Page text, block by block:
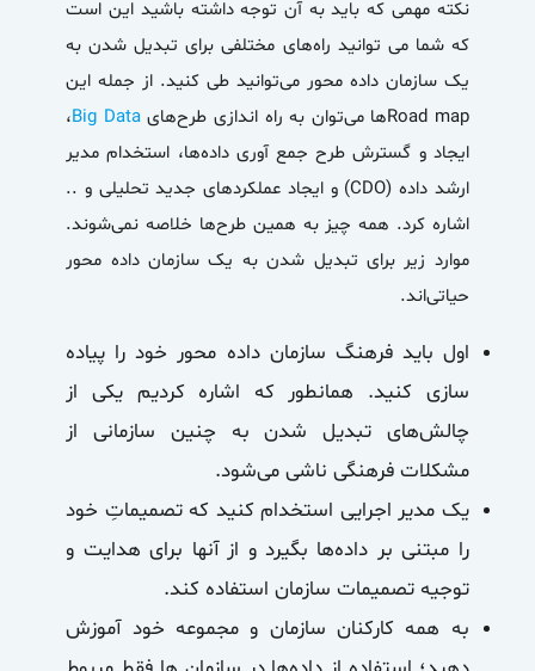
نکته مهمی که باید به آن توجه داشته باشید این است
که شما می توانید راه‌های مختلفی برای تبدیل شدن به
یکسازمان داده محور می‌توانید طی کنید. از جمله‌ این
Road map‌‌ها می‌توان به راه اندازی طرح‌های
Big Data،
ایجاد و گسترش طرح جمع آوری داده‌ها، استخدام مدیر
ارشد داده (CDO) و ایجاد عملکرد‌های جدید تحلیلی و ..
اشاره کرد. همه چیز به همین طرح‌ها خلاصه نمی‌شوند.
موارد زیر برای تبدیل شدن به یک سازمان‌ داده محور
حیاتی‌اند.
اول باید فرهنگ سازمان داده محور خود را پیاده
سازی کنید. همانطور که اشاره کردیم یکی از
چالش‌های تبدیل شدن به چنین سازمانی از
مشکلات فرهنگی ناشی می‌شود.
یک مدیر اجرایی استخدام کنید که تصمیماتِ خود
را مبتنی بر داده‌ها بگیرد و از آنها برای هدایت و
توجیه تصمیمات سازمان استفاده کند.
به همه‌ کارکنان سازمان و مجموعه خود آموزش